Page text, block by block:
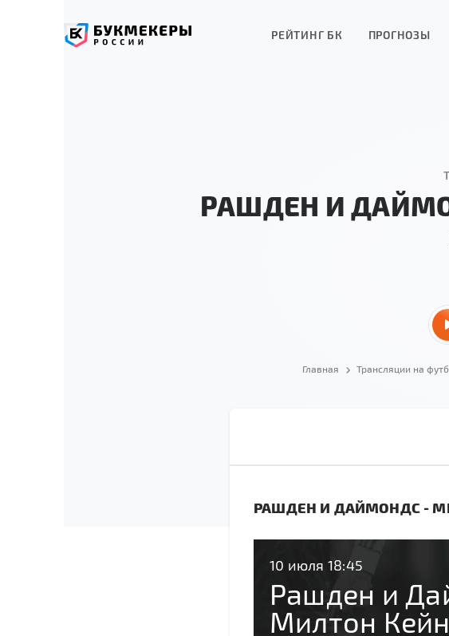
РЕЙТИНГ БК ПРОГНОЗЫ
РАШДЕН И
Главная Трансляции на
РАШДЕН И ДАЙМОНДС -
10 июля 18:45
Рашден и
Милтон